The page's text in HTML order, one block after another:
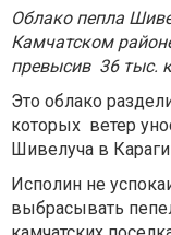
Облако пепла
Камчатском
превысив 36 тыс.
Это облако
которых ветер
Шивелуча в
Исполин не
выбрасывать